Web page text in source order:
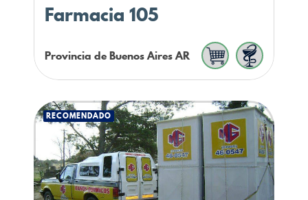
Farmacia 105
Provincia de Buenos AiresAR
RECOMENDADO